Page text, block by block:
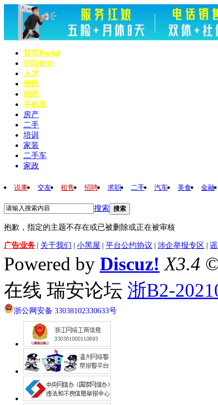
首页Portal
论坛BBS
人才
便民
婚恋
手机版
房产
二手
培训
家装
二手车
家政
说事 交友 租售 招聘 求职 二手 汽车 美食 金融
搜索 搜索
抱歉，指定的主题不存在或已被删除或正在被审核
广告业务 | 关于我们 | 小黑屋 | 平台公约协议 | 涉企举报专区 |
Powered by Discuz! X3.4
在线 瑞安论坛 浙B2-
浙公网安备 33038102330633号